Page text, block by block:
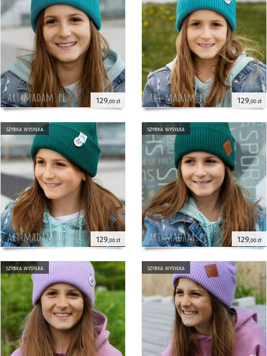
129,00 zł 129,00 zł
szybka wysyłka
129,00 zł
szybka wysyłka
129,00 zł
szybka wysyłka szybka wysyłka